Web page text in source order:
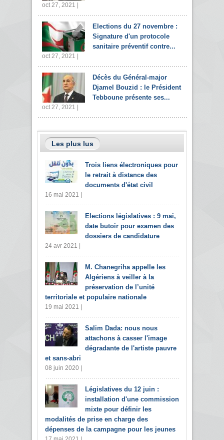
oct 27, 2021 |
Elections du 27 novembre :
Signature d'un protocole
sanitaire préventif contre...
oct 27, 2021 |
Décès du Général-major
Djamel Bouzid : le Président
Tebboune présente ses...
oct 27, 2021 |
Les plus lus
Trois liens électroniques pour
le retrait à distance des
documents d'état civil
16 mai 2021 |
Elections législatives : 9 mai,
date butoir pour examen des
dossiers de candidature
24 avr 2021 |
M. Chanegriha appelle les
Algériens à veiller à la
préservation de l’unité
territoriale et populaire nationale
19 mai 2021 |
Salim Dada: nous nous
attachons à casser l'image
dégradante de l'artiste pauvre
et sans-abri
08 juin 2020 |
Législatives du 12 juin :
installation d'une commission
mixte pour définir les
modalités de prise en charge des
dépenses de la campagne pour les jeunes